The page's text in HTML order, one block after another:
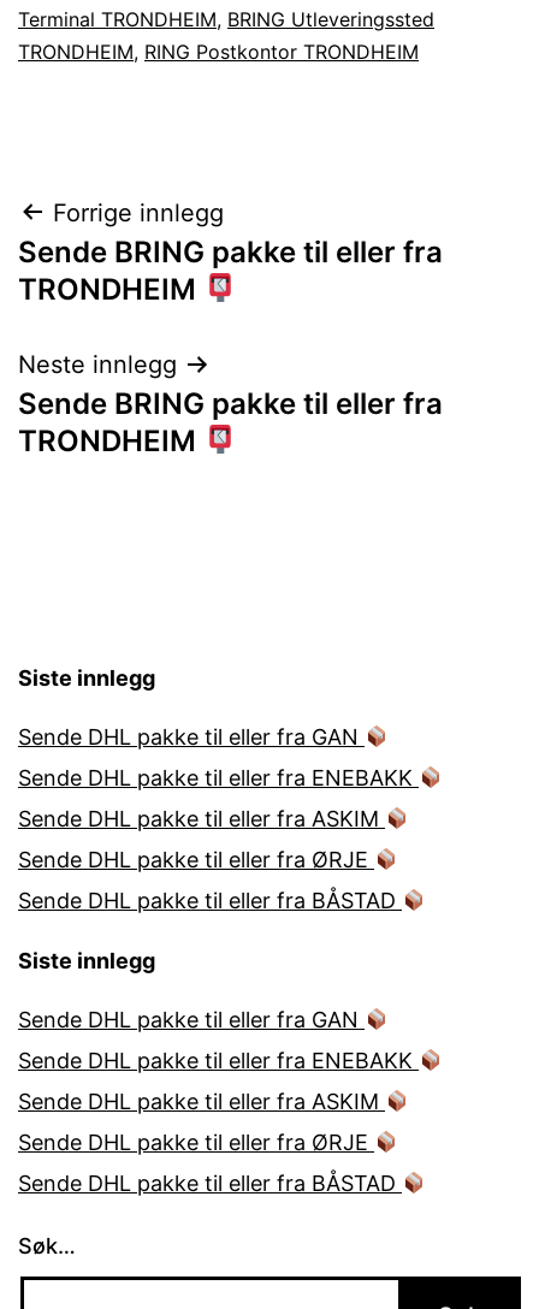
Terminal TRONDHEIM, BRING Utleveringssted
TRONDHEIM, RING Postkontor TRONDHEIM
Innleggsnavigasjon
Forrige innlegg
Sende BRING pakke til eller fra
TRONDHEIM
Neste innlegg
Sende BRING pakke til eller fra
TRONDHEIM
Siste innlegg
Sende DHL pakke til eller fra GAN
Sende DHL pakke til eller fra ENEBAKK
Sende DHL pakke til eller fra ASKIM
Sende DHL pakke til eller fra ØRJE
Sende DHL pakke til eller fra BÅSTAD
Siste innlegg
Sende DHL pakke til eller fra GAN
Sende DHL pakke til eller fra ENEBAKK
Sende DHL pakke til eller fra ASKIM
Sende DHL pakke til eller fra ØRJE
Sende DHL pakke til eller fra BÅSTAD
Søk…